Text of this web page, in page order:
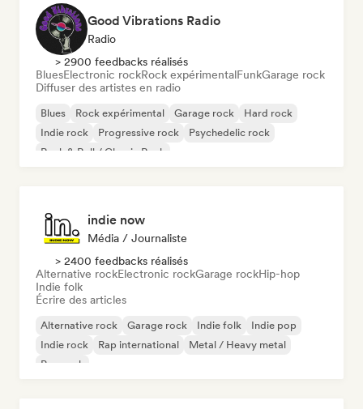
Good Vibrations Radio
Radio
> 2900 feedbacks réalisés
BluesElectronic rockRock expérimentalFunkGarage rock
Diffuser des artistes en radio
Blues Rock expérimental Garage rock
Hard rock
Indie rock
Progressive rock
Psychedelic rock
Rock & Roll / Classic Rock
indie now
Média / Journaliste
> 2400 feedbacks réalisés
Alternative rockElectronic rockGarage rockHip-hop
Indie folk
Écrire des articles
Alternative rock Garage rock Indie folk
Indie pop
Indie rock
Rap international
Metal / Heavy metal
Pop rock